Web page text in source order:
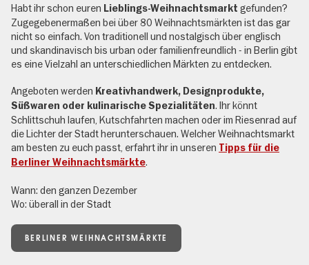
Habt ihr schon euren Lieblings-Weihnachtsmarkt gefunden?
Zugegebenermaßen bei über 80 Weihnachtsmärkten ist das gar
nicht so einfach. Von traditionell und nostalgisch über englisch
und skandinavisch bis urban oder familienfreundlich - in Berlin gibt
es eine Vielzahl an unterschiedlichen Märkten zu entdecken.
Angeboten werden Kreativhandwerk, Designprodukte,
Süßwaren oder kulinarische Spezialitäten. Ihr könnt
Schlittschuh laufen, Kutschfahrten machen oder im Riesenrad auf
die Lichter der Stadt herunterschauen. Welcher Weihnachtsmarkt
am besten zu euch passt, erfahrt ihr in unseren Tipps für die
Berliner Weihnachtsmärkte.
Wann: den ganzen Dezember
Wo: überall in der Stadt
BERLINER WEIHNACHTSMÄRKTE